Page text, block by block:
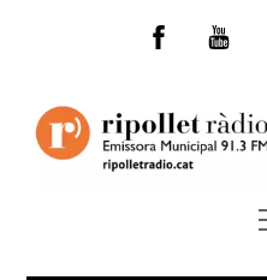
Facebook
You